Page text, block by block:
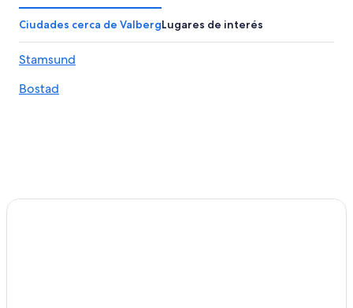
Campings en Henningsvaer
Hoteles con spa en Henningsvaer
Hoteles de negocios en Henningsvaer
Hoteles con estacionamiento en Henningsvaer
Ciudades cerca de ValbergLugares de interés
Stamsund
Bostad